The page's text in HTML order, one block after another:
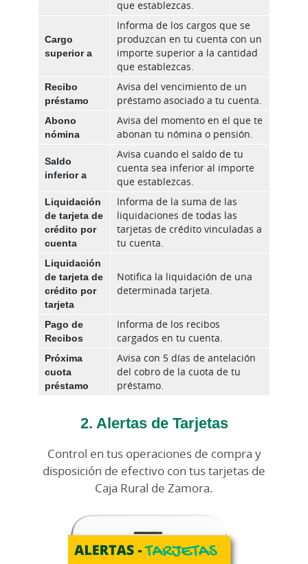
que establezcas.
Cargo
superior a
Informa de los cargos que se
produzcan en tu cuenta con un
importe superior a la cantidad
que establezcas.
Recibo
préstamo
Avisa del vencimiento de un
préstamo asociado a tu cuenta.
Abono
nómina
Avisa del momento en el que te
abonan tu nómina o pensión.
Saldo
inferior a
Avisa cuando el saldo de tu
cuenta sea inferior al importe
que establezcas.
Liquidación
de tarjeta de
crédito por
cuenta
Informa de la suma de las
liquidaciones de todas las
tarjetas de crédito vinculadas a
tu cuenta.
Liquidación
de tarjeta de
crédito por
tarjeta
Notifica la liquidación de una
determinada tarjeta.
Pago de
Recibos
Informa de los recibos
cargados en tu cuenta.
Próxima
cuota
préstamo
Avisa con 5 días de antelación
del cobro de la cuota de tu
préstamo.
2. Alertas de Tarjetas
Control en tus operaciones de compra y
disposición de efectivo con tus tarjetas de
Caja Rural de Zamora.